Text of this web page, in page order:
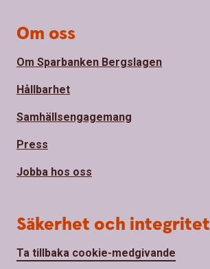
Om oss
Om Sparbanken Bergslagen
Hållbarhet
Samhällsengagemang
Press
Jobba hos oss
Säkerhet och integritet
Ta tillbaka cookie-medgivande